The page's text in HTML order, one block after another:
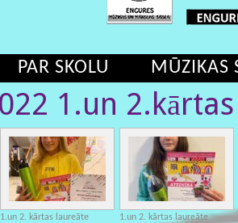
PAR SKOLU MŪZIKAS
1.un
1.un 2. kārtas laureāte
1.un 2. kārtas laureāte